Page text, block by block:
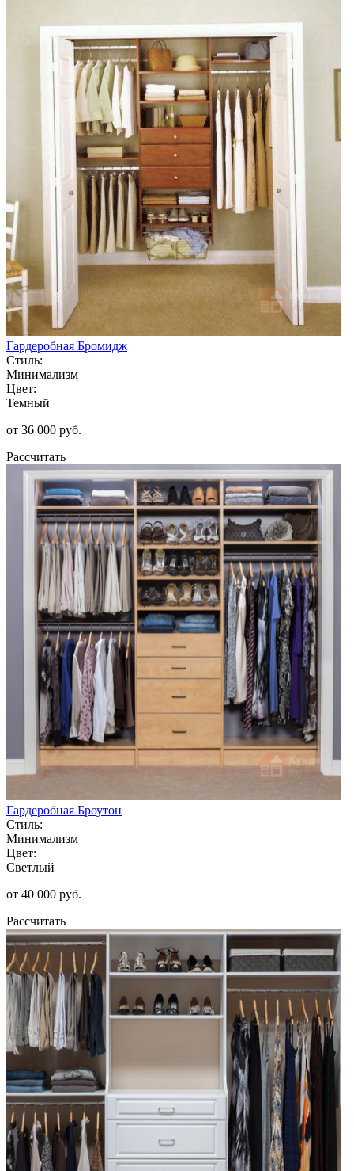
Гардеробная Бромидж
Стиль:
Минимализм
Цвет:
Темный
от 36 000 руб.
Рассчитать
Гардеробная Броутон
Стиль:
Минимализм
Цвет:
Светлый
от 40 000 руб.
Рассчитать